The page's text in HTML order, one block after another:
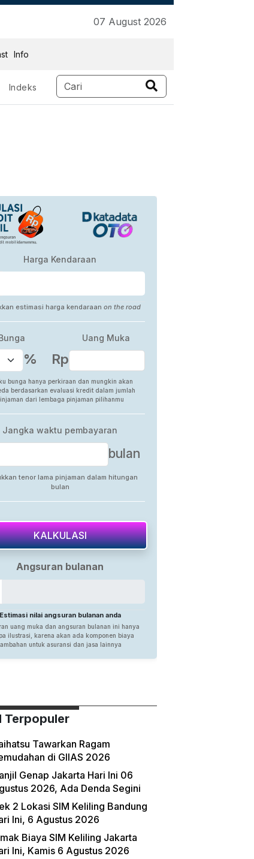
07 August 2026
Info
Indeks
Terpopuler
Tawarkan Ragam
di GIIAS 2026
Genap Jakarta Hari Ini 06
2026, Ada Denda Segini
2 Lokasi SIM Keliling Bandung
Ini, 6 Agustus 2026
Biaya SIM Keliling Jakarta
Ini, Kamis 6 Agustus 2026